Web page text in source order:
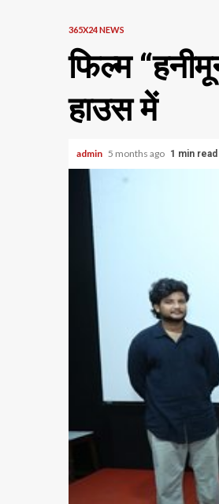
365X24 NEWS
फिल्म
हाउस में
admin 5 months ago 1 min read